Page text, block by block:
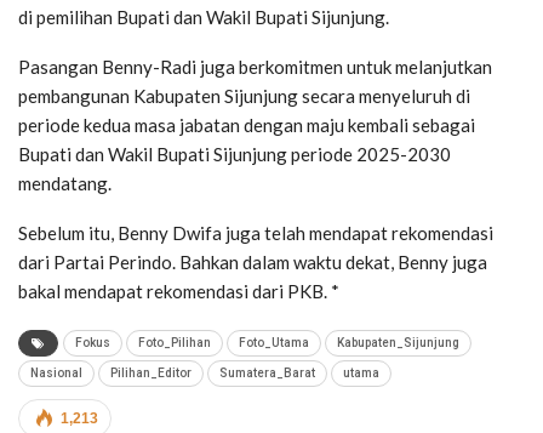
di pemilihan Bupati dan Wakil Bupati Sijunjung.
Pasangan Benny-Radi juga berkomitmen untuk melanjutkan
pembangunan Kabupaten Sijunjung secara menyeluruh di
periode kedua masa jabatan dengan maju kembali sebagai
Bupati dan Wakil Bupati Sijunjung periode 2025-2030
mendatang.
Sebelum itu, Benny Dwifa juga telah mendapat rekomendasi
dari Partai Perindo. Bahkan dalam waktu dekat, Benny juga
bakal mendapat rekomendasi dari PKB. *
Fokus Foto_Pilihan Foto_Utama Kabupaten_Sijunjung
Nasional Pilihan_Editor Sumatera_Barat utama
1,213